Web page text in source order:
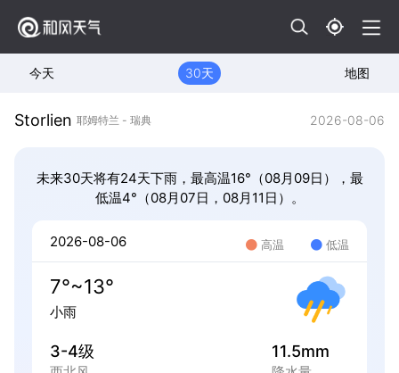
今天 30天 地图
Storlien 耶姆特兰 - 瑞典 2026-08-06
未来30天将有24天下雨，最高温16°（08月09日），最
低温4°（08月07日，08月11日）。
2026-08-06 高温 低温
7°~13°
小雨
3-4级 11.5mm